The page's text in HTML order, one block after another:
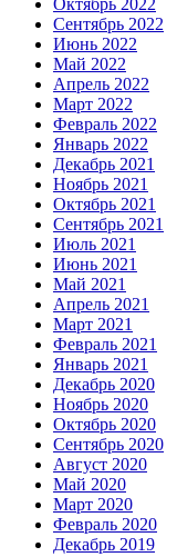
Сентябрь 2022
Июнь 2022
Май 2022
Апрель 2022
Март 2022
Февраль 2022
Январь 2022
Декабрь 2021
Ноябрь 2021
Октябрь 2021
Сентябрь 2021
Июль 2021
Июнь 2021
Май 2021
Апрель 2021
Март 2021
Февраль 2021
Январь 2021
Декабрь 2020
Ноябрь 2020
Октябрь 2020
Сентябрь 2020
Август 2020
Май 2020
Март 2020
Февраль 2020
Декабрь 2019